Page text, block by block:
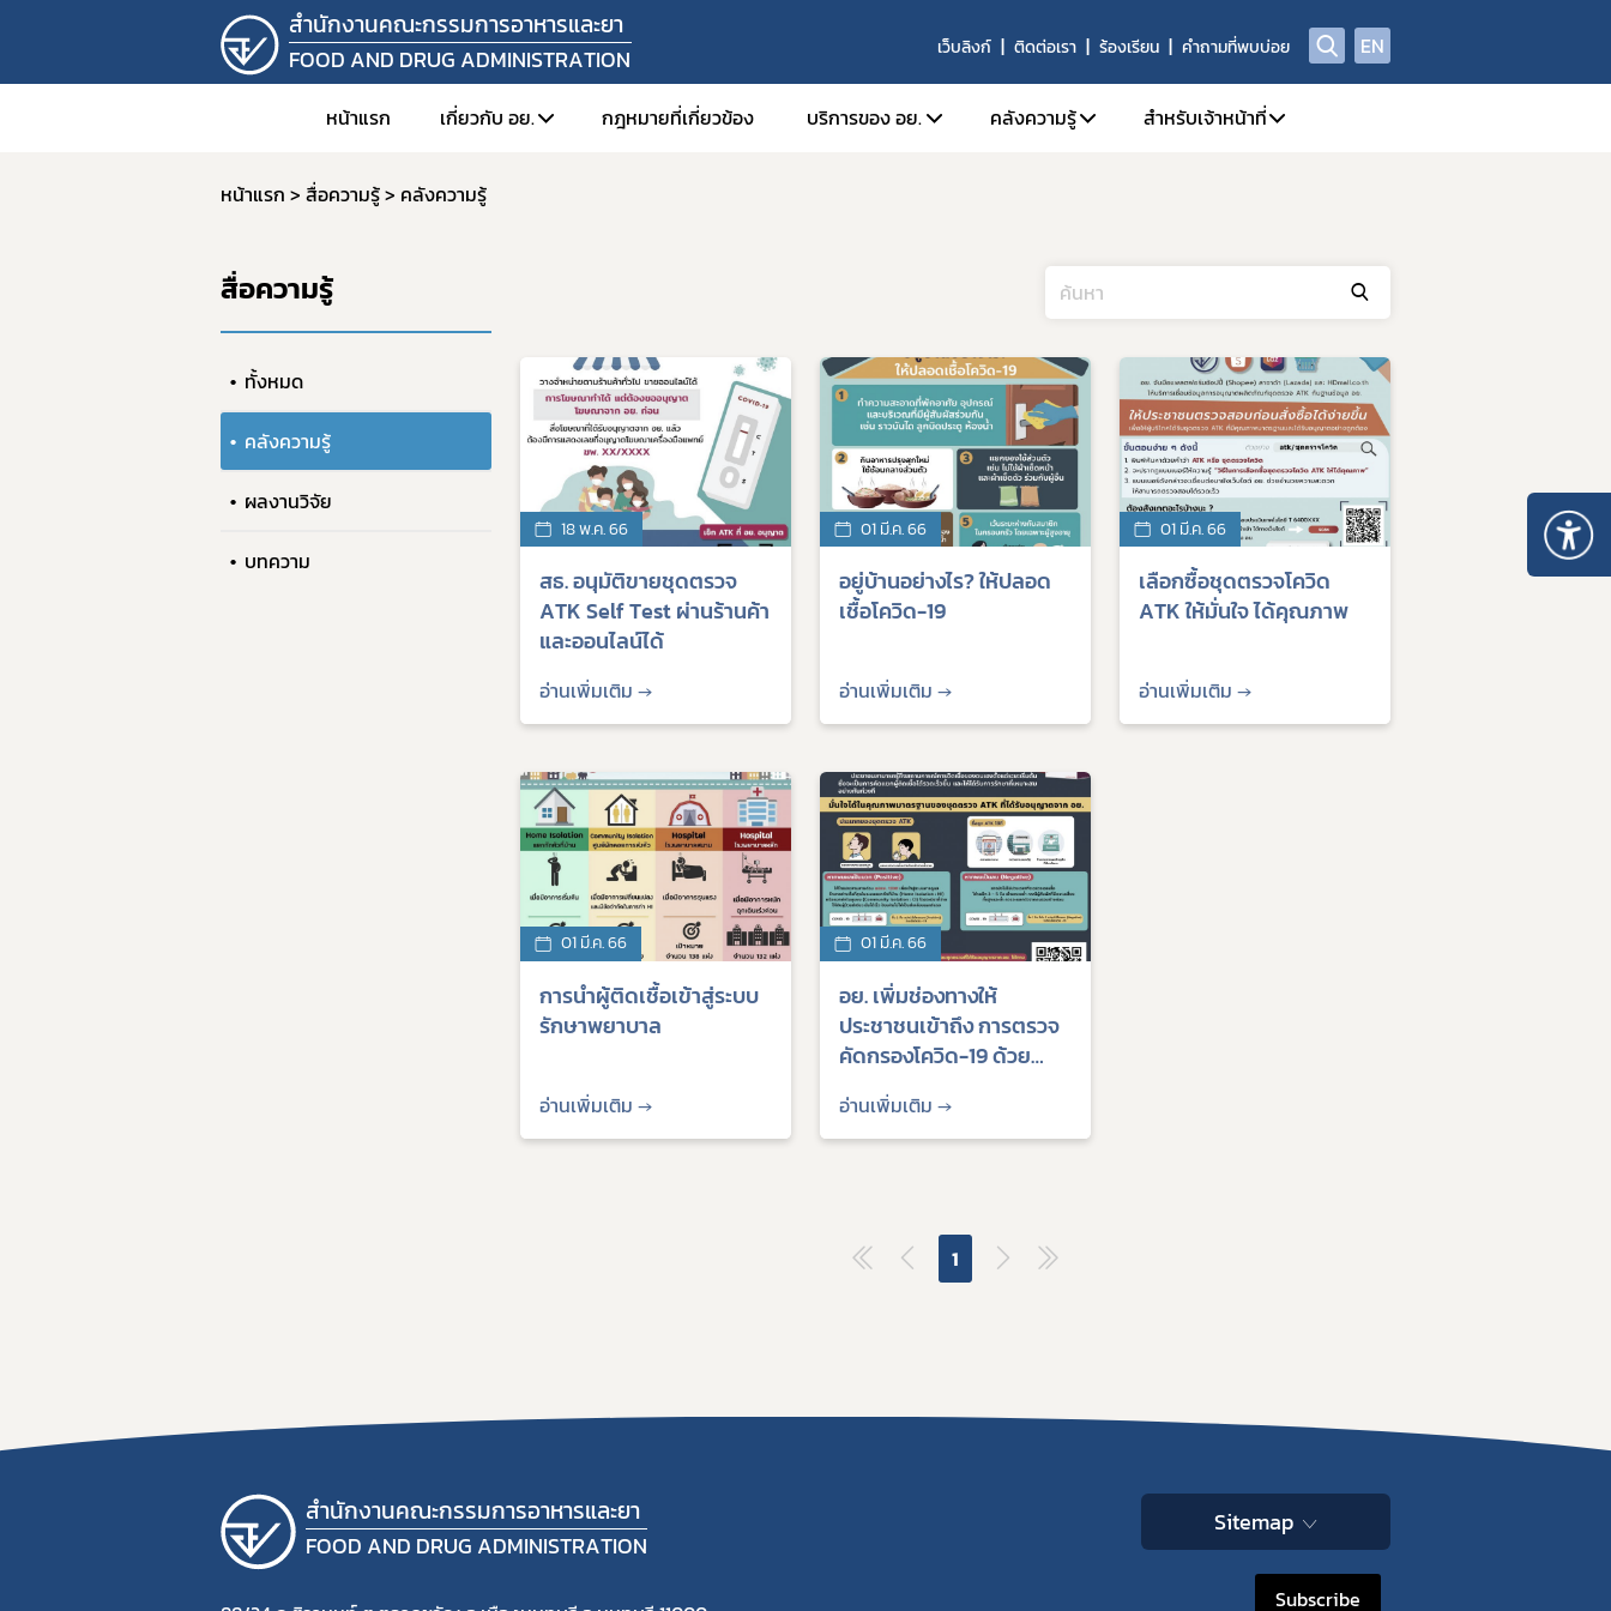
สำนักงานคณะกรรมการอาหารและยา
FOOD AND DRUG ADMINISTRATION เว็บลิงก์ ติดต่อเรา ร้องเรียน คำถามที่พบบ่อย EN
หน้าแรก เกี่ยวกับ อย.
4. ข้อมูลผู้บริหาร
คำสั่งมอบอำนาจรองเลขาธิการคณะกรรมการอาหารและยา
5. แผนยุทธศาสตร์และแผนพัฒนาหน่วยงาน
6. บุคลากร
7. รายงานประจำปี
8. รายงานผลการดำเนินงาน
9. แผนและความก้าวหน้าในการดำเนินงานและการใช้งบประมาณประจำปี
10. นโยบายด้านเทคโนโลยีสารสนเทศ
11. การปฏิบัติราชการทางอิเล็กทรอนิกส์
12. ข้อมูลการจัดซื้อจัดจ้าง
13. การประเมินคุณธรรมและความโปร่งใส (ITA)
กฎหมายที่เกี่ยวข้อง บริการของ อย.
3. การยื่นคำขอผ่านระบบอิเล็กทรอนิกส์ e-Submission
5. การเปิดใช้งานใบรับรองอิเล็กทรอนิกส์ (e-Certificate)
6. การส่งเสริมการส่งออกผลิตภัณฑ์สุขภาพ
7. ระบบข้อมูลเปิด อย. (Open Data)
8. อย. ควอลิตี้ อวอร์ด
9. หลักเกณฑ์การนำตราสัญลักษณ์รางวัล อย. ควอลิตี้ อวอร์ด
คลังความรู้
3. ศูนย์วิทยบริการ
สำหรับเจ้าหน้าที่
5. ระบบคุณภาพ
6. แบบฟอร์ม เจ้าหน้าที่
7. จองห้องประชุม/ห้องอบรม
8. การอบรมของเจ้าหน้าที่ อย.
9. การเรียนรู้ Online (e-learning)
10. หลักเกณฑ์การบริหารทรัพยากรบุคคล
หน้าแรก สื่อความรู้ คลังความรู้
สื่อความรู้
ทั้งหมด
คลังความรู้
ผลงานวิจัย
บทความ
18 พ.ค. 66
สธ. อนุมัติขายชุดตรวจ
ATK Self Test ผ่านร้านค้า
และออนไลน์ได้
อ่านเพิ่มเติม →
01 มี.ค. 66
อยู่บ้านอย่างไร? ให้ปลอด
เชื้อโควิด-19
อ่านเพิ่มเติม →
01 มี.ค. 66
เลือกซื้อชุดตรวจโควิด
ATK ให้มั่นใจ ได้คุณภาพ
อ่านเพิ่มเติม →
01 มี.ค. 66
การนำผู้ติดเชื้อเข้าสู่ระบบ
รักษาพยาบาล
อ่านเพิ่มเติม →
01 มี.ค. 66
อย. เพิ่มช่องทางให้
ประชาชนเข้าถึง การตรวจ
คัดกรองโควิด-19 ด้วย
ตนเอง
อ่านเพิ่มเติม →
1
สำนักงานคณะกรรมการอาหารและยา
FOOD AND DRUG ADMINISTRATION
Sitemap
Subscribe
Subscribe
เลือกหัวข้อที่ท่านต้องการ Subscribe
ผู้ประกอบการาย
ย่อย
อาหาร โควิด